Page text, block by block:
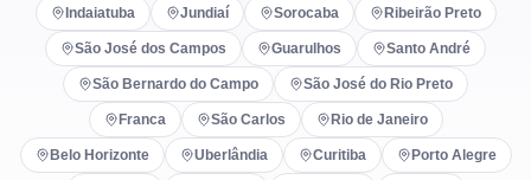
Indaiatuba Jundiaí Sorocaba Ribeirão Preto
São José dos Campos Guarulhos Santo André
São Bernardo do Campo São José do Rio Preto
Franca São Carlos Rio de Janeiro
Belo Horizonte Uberlândia Curitiba Porto Alegre